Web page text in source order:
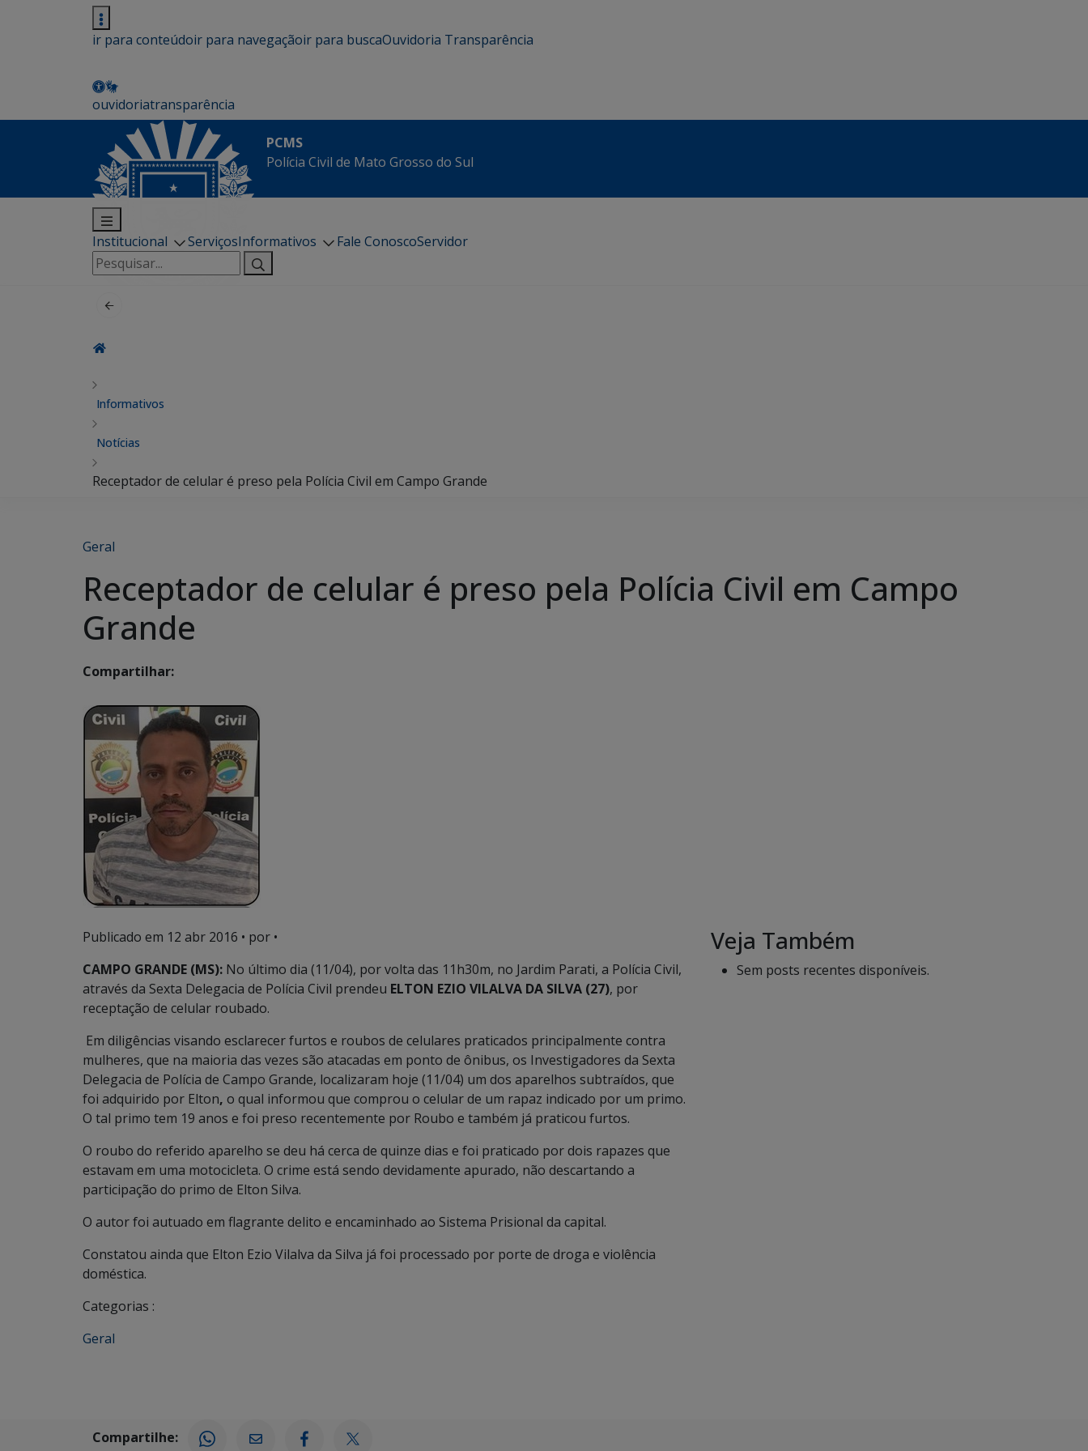
ir para conteúdoir para navegaçãoir para buscaOuvidoria Transparência
ouvidoriatransparência
PCMS
Polícia Civil de Mato Grosso do Sul
Institucional ServiçosInformativos Fale ConoscoServidor
Pesquisar
por:
Informativos
Notícias
Receptador de celular é preso pela Polícia Civil em Campo Grande
Geral
Receptador de celular é preso pela Polícia Civil em Campo
Grande
Compartilhar:
Publicado em 12 abr 2016 • por •
CAMPO GRANDE (MS): No último dia (11/04), por volta das 11h30m, no Jardim Parati, a Polícia Civil,
através da Sexta Delegacia de Polícia Civil prendeu ELTON EZIO VILALVA DA SILVA (27), por
receptação de celular roubado.
Em diligências visando esclarecer furtos e roubos de celulares praticados principalmente contra
mulheres, que na maioria das vezes são atacadas em ponto de ônibus, os Investigadores da Sexta
Delegacia de Polícia de Campo Grande, localizaram hoje (11/04) um dos aparelhos subtraídos, que
foi adquirido por Elton, o qual informou que comprou o celular de um rapaz indicado por um primo.
O tal primo tem 19 anos e foi preso recentemente por Roubo e também já praticou furtos.
O roubo do referido aparelho se deu há cerca de quinze dias e foi praticado por dois rapazes que
estavam em uma motocicleta. O crime está sendo devidamente apurado, não descartando a
participação do primo de Elton Silva.
O autor foi autuado em flagrante delito e encaminhado ao Sistema Prisional da capital.
Constatou ainda que Elton Ezio Vilalva da Silva já foi processado por porte de droga e violência
doméstica.
Categorias :
Geral
Veja Também
Sem posts recentes disponíveis.
Compartilhe: